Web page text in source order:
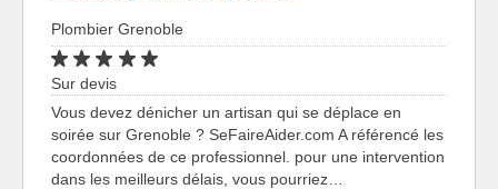
Plombier Grenoble
Sur devis
Vous devez dénicher un artisan qui se déplace en
soirée sur Grenoble ? SeFaireAider.com A référencé les
coordonnées de ce professionnel. pour une intervention
dans les meilleurs délais, vous pourriez…